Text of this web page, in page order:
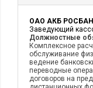
ОАО АКБ
Заведующий
Должностные
Комплексное
обслуживание
ведение
переводные
договоров на